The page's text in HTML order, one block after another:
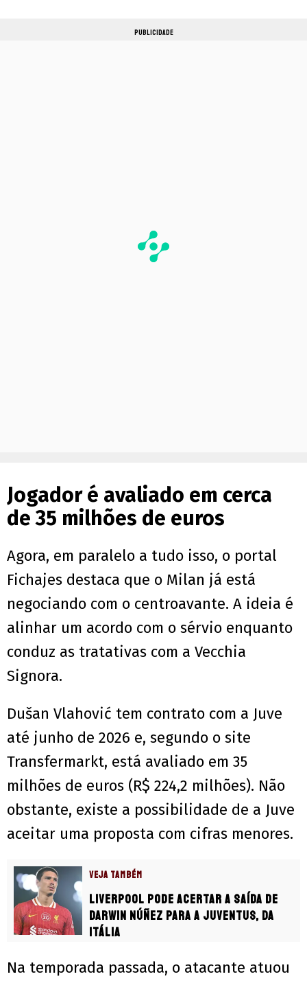
PUBLICIDADE
Jogador é avaliado em cerca
de 35 milhões de euros
Agora, em paralelo a tudo isso, o portal
Fichajes destaca que o Milan já está
negociando com o centroavante. A ideia é
alinhar um acordo com o sérvio enquanto
conduz as tratativas com a Vecchia
Signora.
Dušan Vlahović tem contrato com a Juve
até junho de 2026 e, segundo o site
Transfermarkt, está avaliado em 35
milhões de euros (R$ 224,2 milhões). Não
obstante, existe a possibilidade de a Juve
aceitar uma proposta com cifras menores.
VEJA TAMBÉM
Liverpool pode acertar a saída de
Darwin Núñez para a Juventus, da
Itália
Na temporada passada, o atacante atuou